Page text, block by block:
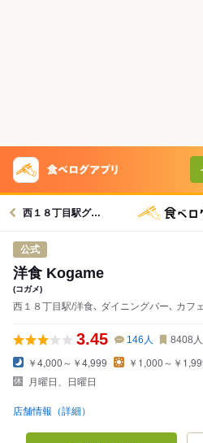
西１８丁目駅グルメへ
公式
洋食 Kogame
(コガメ)
西１８丁目駅/洋食､ ダイニングバー､ カフ
3.45 146 人 8408 人
￥4,000～￥4,999
￥1,000～￥
月曜日、日曜日
店舗情報（詳細）